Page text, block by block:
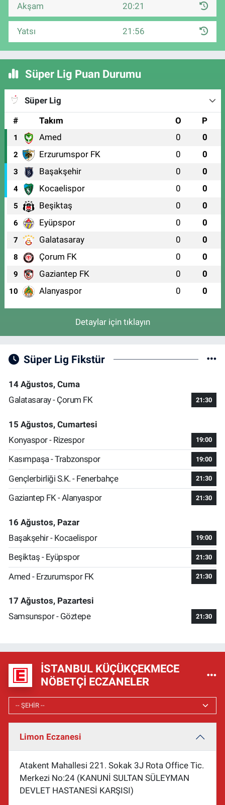
Akşam 20:21
Yatsı 21:56
Süper Lig Puan Durumu
Süper Lig
#
Takım O P
1 Amed 0 0
2 Erzurumspor FK 0 0
3 Başakşehir 0 0
4 Kocaelispor 0 0
5 Beşiktaş 0 0
6 Eyüpspor 0 0
7 Galatasaray 0 0
8 Çorum FK 0 0
9 Gaziantep FK 0 0
10 Alanyaspor 0 0
Detaylar için tıklayın
Süper Lig Fikstür
14 Ağustos, Cuma
Galatasaray - Çorum FK
21:30
15 Ağustos, Cumartesi
Konyaspor - Rizespor
19:00
Kasımpaşa - Trabzonspor 19:00
Gençlerbirliği S.K. - Fenerbahçe 21:30
Gaziantep FK - Alanyaspor 21:30
16 Ağustos, Pazar
Başakşehir - Kocaelispor
19:00
Beşiktaş - Eyüpspor 21:30
Amed - Erzurumspor FK 21:30
17 Ağustos, Pazartesi
Samsunspor - Göztepe
21:30
İSTANBUL KÜÇÜKÇEKMECE
NÖBETÇI ECZANELER
Limon Eczanesi
Atakent Mahallesi 221. Sokak 3J Rota Office Tic.
Merkezi No:24 (KANUNİ SULTAN SÜLEYMAN
DEVLET HASTANESİ KARŞISI)